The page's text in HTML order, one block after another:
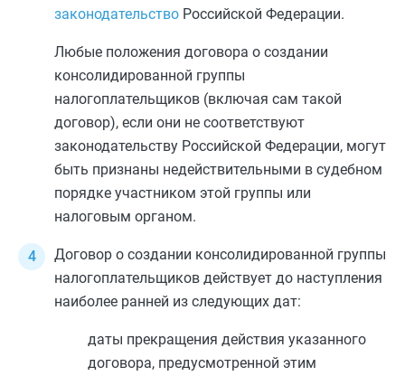
законодательство Российской Федерации.
Любые положения договора о создании
консолидированной группы
налогоплательщиков (включая сам такой
договор), если они не соответствуют
законодательству Российской Федерации, могут
быть признаны недействительными в судебном
порядке участником этой группы или
налоговым органом.
Договор о создании консолидированной группы
налогоплательщиков действует до наступления
наиболее ранней из следующих дат:
даты прекращения действия указанного
договора, предусмотренной этим